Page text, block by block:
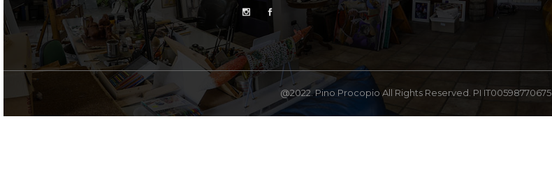
@2022. Pino Procopio All Rights Reserved. PI IT00598770675